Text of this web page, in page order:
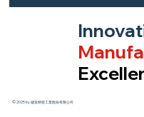
© 2025 by 健策精密工業股份有限公司